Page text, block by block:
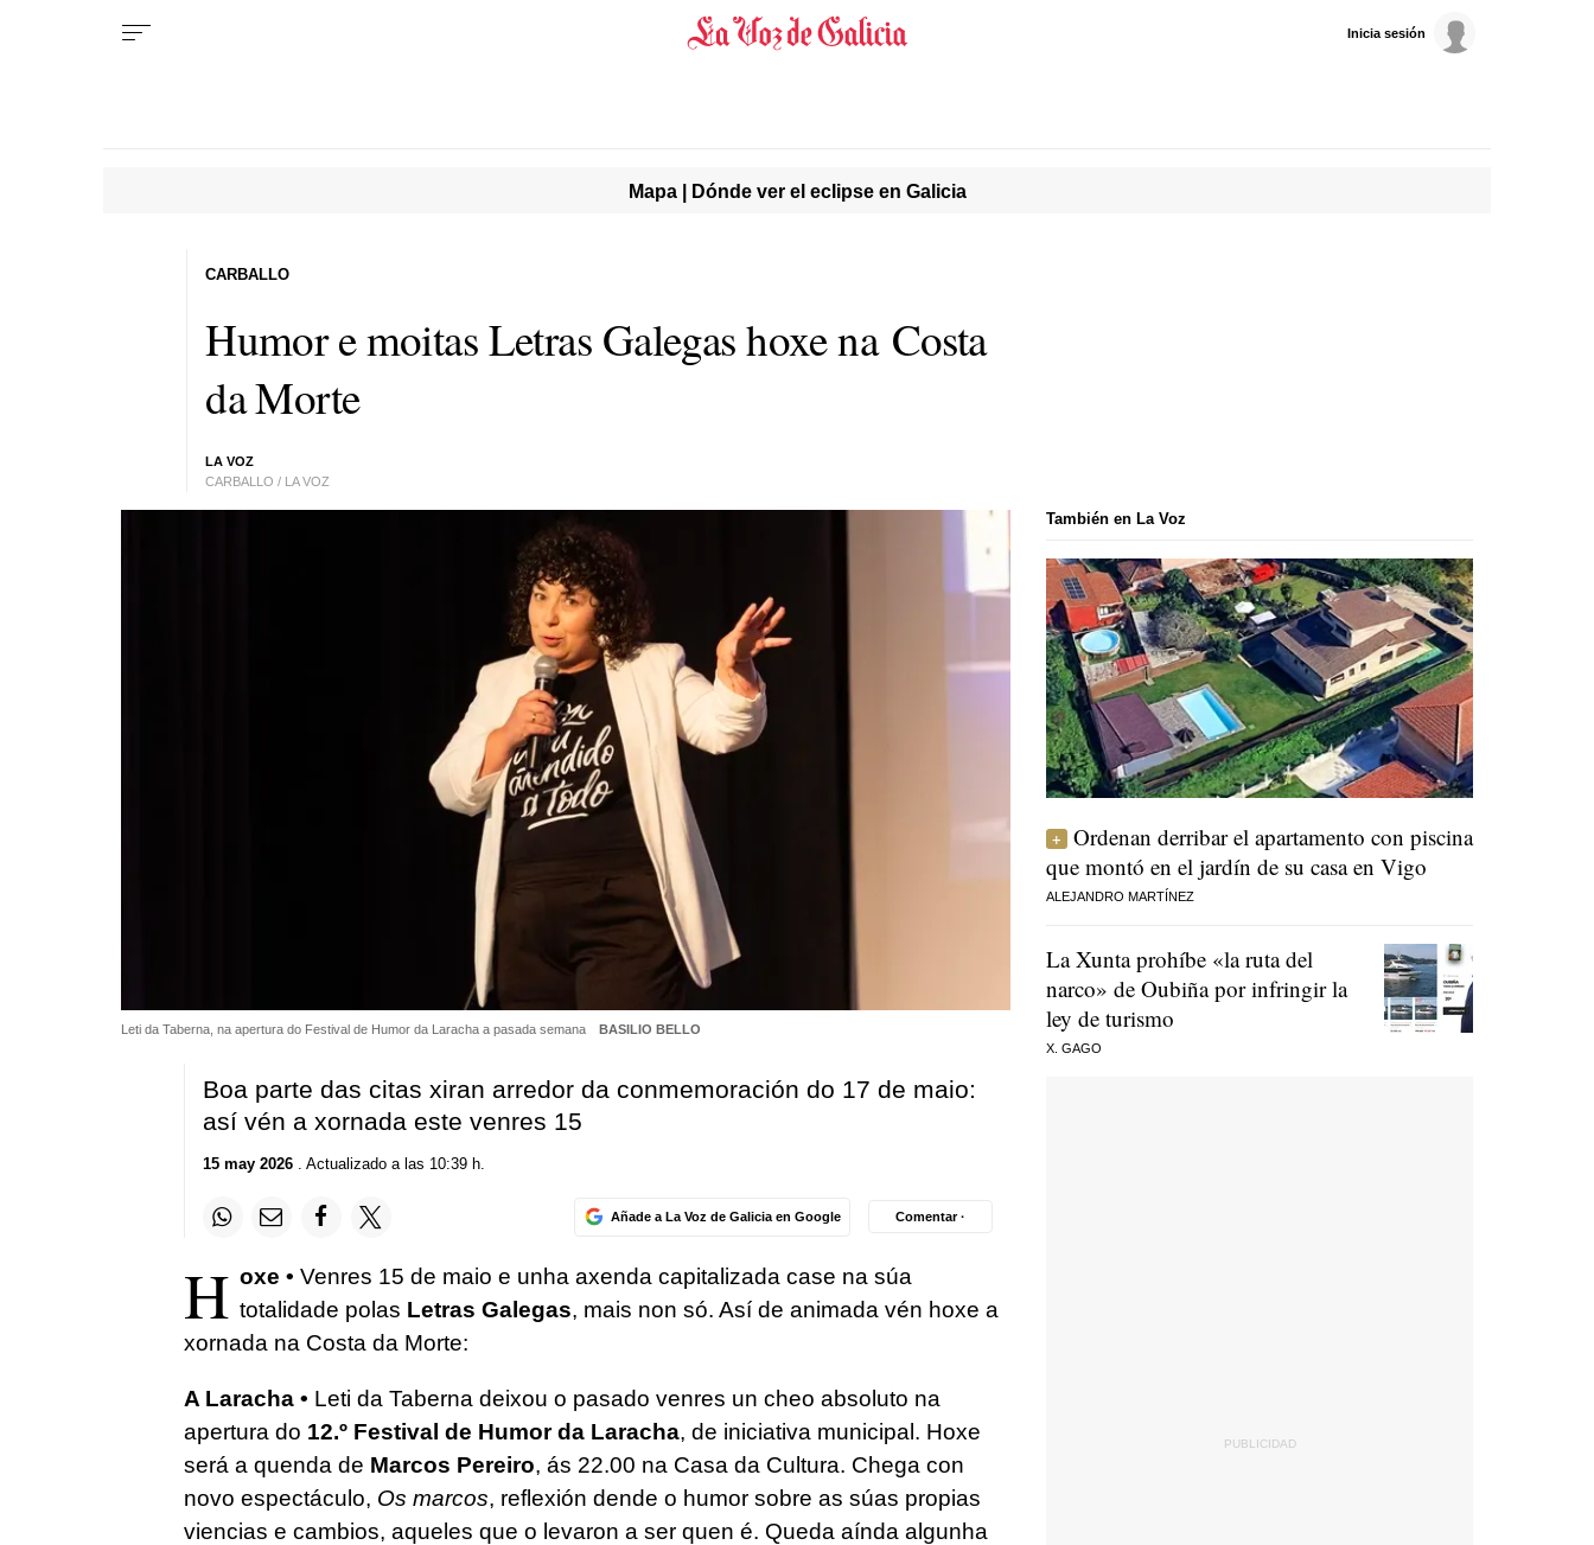
Inicia sesión
Mapa | Dónde ver el eclipse en Galicia
Humor e moitas Letras Galegas hoxe na Costa
da Morte
LA VOZ
CARBALLO / LA VOZ
CARBALLO
Leti da Taberna, na apertura do Festival de Humor da Laracha a pasada semana BASILIO BELLO
Boa parte das citas xiran arredor da conmemoración do 17 de maio:
así vén a xornada este venres 15
15 may 2026. Actualizado a las 10:39 h.
Añade a La Voz de Galicia en Google Comentar ·
H oxe • Venres 15 de maio e unha axenda capitalizada case na súa
totalidade polas Letras Galegas, mais non só. Así de animada vén hoxe a
xornada na Costa da Morte:
A Laracha • Leti da Taberna deixou o pasado venres un cheo absoluto na
apertura do 12.º Festival de Humor da Laracha, de iniciativa municipal. Hoxe
será a quenda de Marcos Pereiro, ás 22.00 na Casa da Cultura. Chega con
novo espectáculo, Os marcos, reflexión dende o humor sobre as súas propias
viencias e cambios, aqueles que o levaron a ser quen é. Queda aínda algunha
También en La Voz
Ordenan derribar el apartamento con piscina
que montó en el jardín de su casa en Vigo
ALEJANDRO MARTÍNEZ
La Xunta prohíbe «la ruta del
narco» de Oubiña por infringir la
ley de turismo
X. GAGO